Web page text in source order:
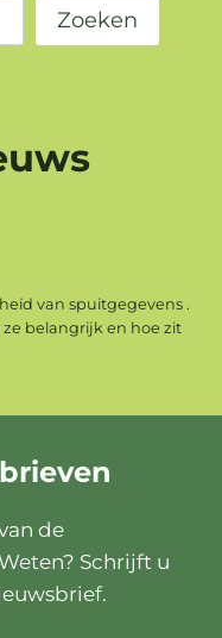
Zoeken
van spuitgegevens .
belangrijk en hoe zit
de
Schrijft u